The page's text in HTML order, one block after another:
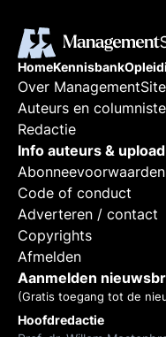
HomeKennisbank
Over ManagementSite
Auteurs en
Redactie
Info auteurs &
Abonneevoorwaarden
Code of conduct
Adverteren / contact
Copyrights
Afmelden
Aanmelden
(Gratis toegang tot de
Hoofdredactie